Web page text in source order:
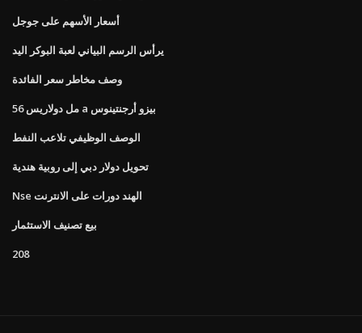
أسعار الأسهم على جوجل
يرأس الرسم البياني لعبة البوكر اليد
وصف مخاطر سعر الفائدة
56 مل دولاريس a بيزو أرجنتينوس
الوصف الوظيفي تلاعب النفط
تحويل دولار دبي إلى روبية هندية
Nse الهند دورات على الانترنت
بيع تصنيف الاستثمار
208